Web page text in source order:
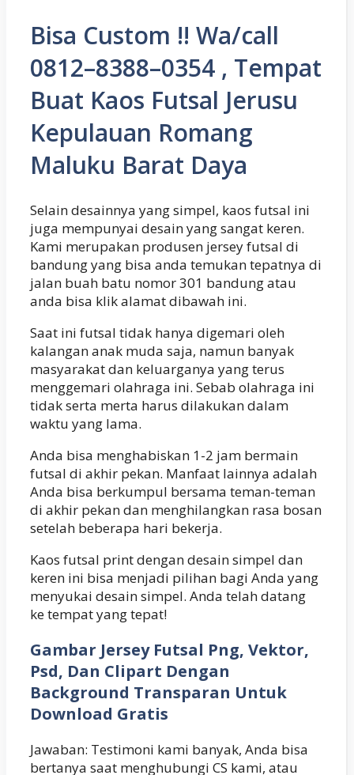
Bisa Custom !! Wa/call
0812–8388–0354 , Tempat
Buat Kaos Futsal Jerusu
Kepulauan Romang
Maluku Barat Daya
Selain desainnya yang simpel, kaos futsal ini
juga mempunyai desain yang sangat keren.
Kami merupakan produsen jersey futsal di
bandung yang bisa anda temukan tepatnya di
jalan buah batu nomor 301 bandung atau
anda bisa klik alamat dibawah ini.
Saat ini futsal tidak hanya digemari oleh
kalangan anak muda saja, namun banyak
masyarakat dan keluarganya yang terus
menggemari olahraga ini. Sebab olahraga ini
tidak serta merta harus dilakukan dalam
waktu yang lama.
Anda bisa menghabiskan 1-2 jam bermain
futsal di akhir pekan. Manfaat lainnya adalah
Anda bisa berkumpul bersama teman-teman
di akhir pekan dan menghilangkan rasa bosan
setelah beberapa hari bekerja.
Kaos futsal print dengan desain simpel dan
keren ini bisa menjadi pilihan bagi Anda yang
menyukai desain simpel. Anda telah datang
ke tempat yang tepat!
Gambar Jersey Futsal Png, Vektor,
Psd, Dan Clipart Dengan
Background Transparan Untuk
Download Gratis
Jawaban: Testimoni kami banyak, Anda bisa
bertanya saat menghubungi CS kami, atau